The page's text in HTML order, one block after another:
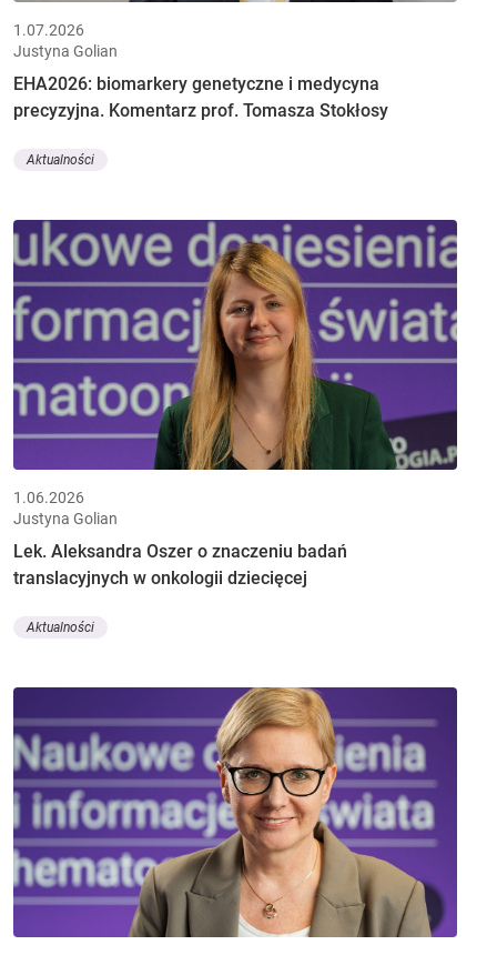
1.07.2026
Justyna Golian
EHA2026: biomarkery genetyczne i medycyna
precyzyjna. Komentarz prof. Tomasza Stokłosy
Aktualności
1.06.2026
Justyna Golian
Lek. Aleksandra Oszer o znaczeniu badań
translacyjnych w onkologii dziecięcej
Aktualności